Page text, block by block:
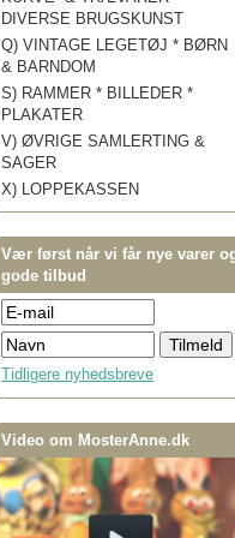
DIVERSE BRUGSKUNST
Q) VINTAGE LEGETØJ * BØRN
& BARNDOM
S) RAMMER * BILLEDER *
PLAKATER
V) ØVRIGE SAMLERTING &
SAGER
X) LOPPEKASSEN
Vær først når vi får nye varer
gode tilbud
Tidligere nyhedsbreve
Video om MosterAnne.dk